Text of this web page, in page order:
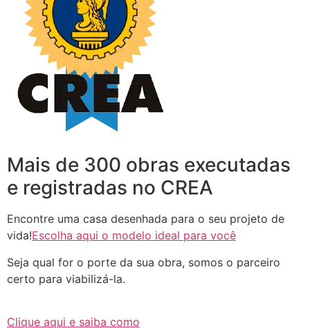
Mais de 300 obras executadas
e registradas no CREA
Encontre uma casa desenhada para o seu projeto de
vida!Escolha aqui o modelo ideal para você
Seja qual for o porte da sua obra, somos o parceiro
certo para viabilizá-la.
Clique aqui e saiba como